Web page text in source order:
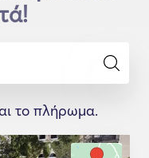
το πλήρωμα.